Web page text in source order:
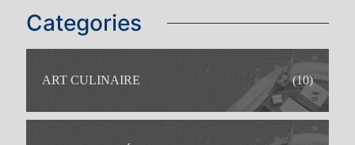
Categories
ART CULINAIRE (10)